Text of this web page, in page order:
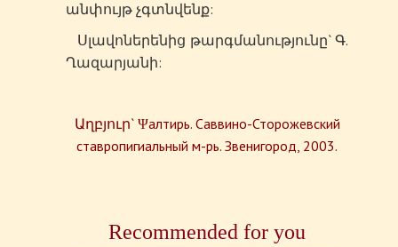
անփույթ չգտնվենք:
Սլավոներենից թարգմանությունը` Գ.
Ղազարյանի:
Աղբյուր` Ψалтирь. Саввино-Сторожевский
ставропигиальный м-рь. Звенигород, 2003.
Recommended for you